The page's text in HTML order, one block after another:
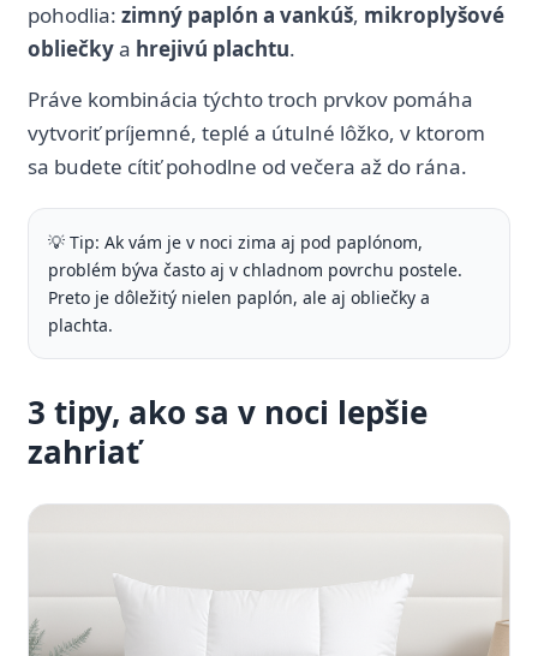
pohodlia: zimný paplón a vankúš, mikroplyšové
obliečkya hrejivú plachtu.
Práve kombinácia týchto troch prvkov pomáha
vytvoriť príjemné, teplé a útulné lôžko, v ktorom
sa budete cítiť pohodlne od večera až do rána.
💡 Tip: Ak vám je v noci zima aj pod paplónom,
problém býva často aj v chladnom povrchu postele.
Preto je dôležitý nielen paplón, ale aj obliečky a
plachta.
3 tipy, ako sa v noci lepšie
zahriať